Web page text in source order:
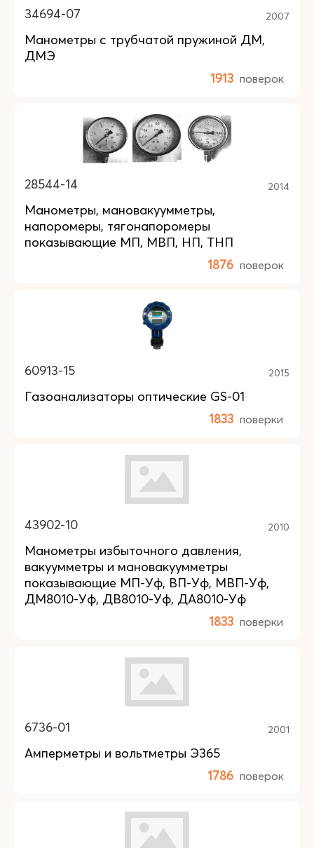
34694-07 2007
Манометры с трубчатой пружиной ДМ,
ДМЭ
1913 поверок
28544-14 2014
Манометры, мановакуумметры,
напоромеры, тягонапоромеры
показывающие МП, МВП, НП, ТНП
1876 поверок
60913-15 2015
Газоанализаторы оптические GS-01
1833 поверки
43902-10 2010
Манометры избыточного давления,
вакуумметры и мановакуумметры
показывающие МП-Уф, ВП-Уф, МВП-Уф,
ДМ8010-Уф, ДВ8010-Уф, ДА8010-Уф
1833 поверки
6736-01 2001
Амперметры и вольтметры Э365
1786 поверок